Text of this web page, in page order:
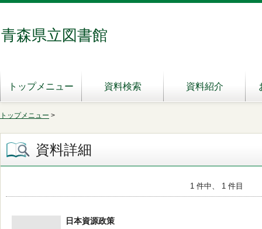
青森県立図書館
トップメニュー 資料検索 資料紹介
トップメニュー >
資料詳細
1 件中、 1 件目
日本資源政策